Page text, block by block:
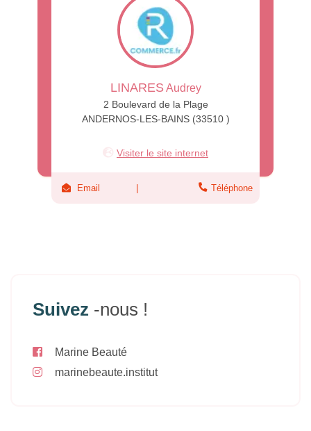
LINARES Audrey
2 Boulevard de la Plage
ANDERNOS-LES-BAINS (33510 )
Visiter le site internet
Email Téléphone
Suivez -nous !
Marine Beauté
marinebeaute.institut